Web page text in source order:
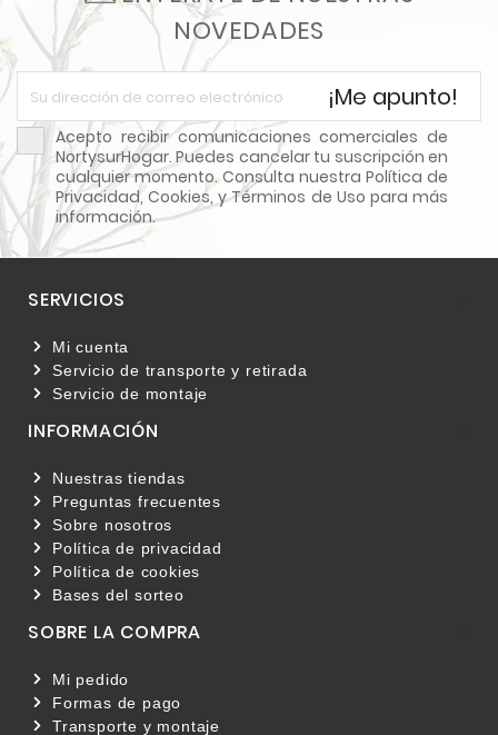
NOVEDADES
¡Me apunto!
Acepto recibir comunicaciones comerciales de
NortysurHogar. Puedes cancelar tu suscripción en
cualquier momento. Consulta nuestra Política de
Privacidad, Cookies, y Términos de Uso para más
información.
SERVICIOS
Mi cuenta
Servicio de transporte y retirada
Servicio de montaje
INFORMACIÓN
Nuestras tiendas
Preguntas frecuentes
Sobre nosotros
Política de privacidad
Política de cookies
Bases del sorteo
SOBRE LA COMPRA
Mi pedido
Formas de pago
Transporte y montaje